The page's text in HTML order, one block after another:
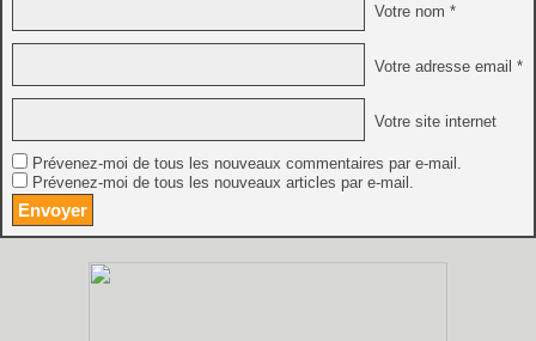
Votre nom *
Votre adresse email *
Votre site internet
Prévenez-moi de tous les nouveaux commentaires par e-mail.
Prévenez-moi de tous les nouveaux articles par e-mail.